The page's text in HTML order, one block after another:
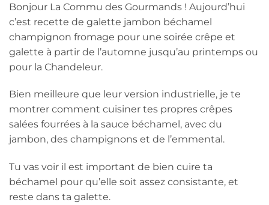
Bonjour La Commu des Gourmands ! Aujourd’hui
c’est recette de galette jambon béchamel
champignon fromage pour une soirée crêpe et
galette à partir de l’automne jusqu’au printemps ou
pour la Chandeleur.
Bien meilleure que leur version industrielle, je te
montrer comment cuisiner tes propres crêpes
salées fourrées à la sauce béchamel, avec du
jambon, des champignons et de l’emmental.
Tu vas voir il est important de bien cuire ta
béchamel pour qu’elle soit assez consistante, et
reste dans ta galette.